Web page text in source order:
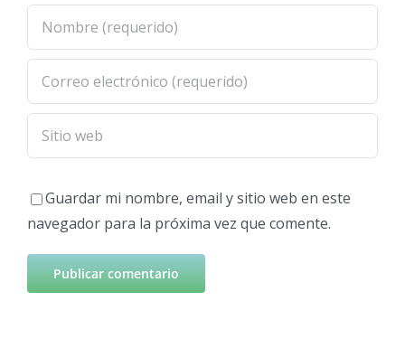
Guardar mi nombre, email y sitio web en este
navegador para la próxima vez que comente.